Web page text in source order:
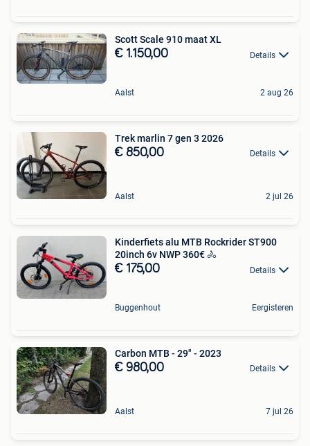
Scott Scale 910 maat XL
€ 1.150,00 Details
Aalst 2 aug 26
Trek marlin 7 gen 3 2026
€ 850,00 Details
Aalst 2 jul 26
Kinderfiets alu MTB Rockrider ST900
20inch 6v NWP 360€ 🚴
€ 175,00 Details
Buggenhout Eergisteren
Carbon MTB - 29" - 2023
€ 980,00 Details
Aalst 7 jul 26